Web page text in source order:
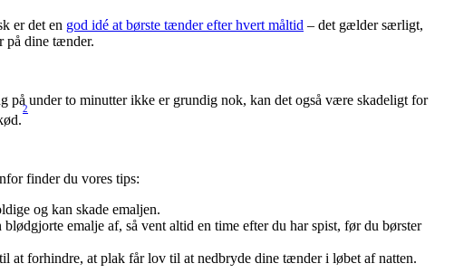
er det en god idé at børste tænder efter hvert måltid – det gælder særligt,
på dine tænder.
på under to minutter ikke er grundig nok, kan det også være skadeligt for
2
finder du vores tips:
og kan skade emaljen.
emalje af, så vent altid en time efter du har spist, før du børster
at forhindre, at plak får lov til at nedbryde dine tænder i løbet af natten.